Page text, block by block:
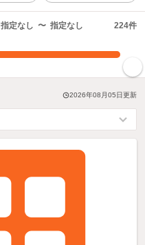
指定なし 〜 指定なし 224件
2026年08月05日更新